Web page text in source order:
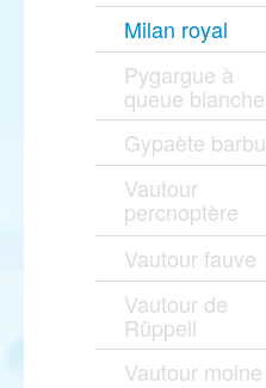
Milan royal
Pygargue à
queue blanche
Gypaète barbu
Vautour
percnoptère
Vautour fauve
Vautour de
Rüppell
Vautour moine